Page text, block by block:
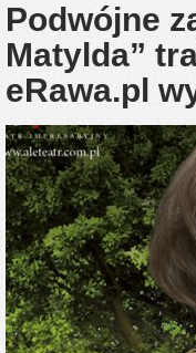
Podwójne
Matylda”
eRawa.pl